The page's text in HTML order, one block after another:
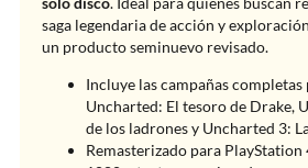
saga legendaria de acción y
un producto seminuevo revisado.
Incluye las campañas
Uncharted: El tesoro de Drake,
de los ladrones y Uncharted 3:
Remasterizado para PlayStation